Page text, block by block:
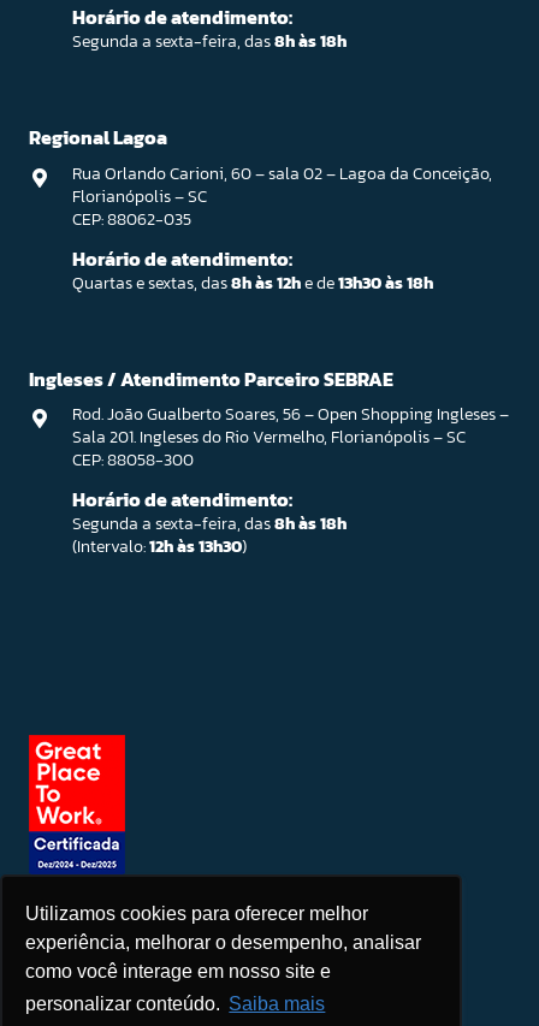
Utilizamos cookies para oferecer melhor
experiência, melhorar o desempenho, analisar
como você interage em nosso site e
personalizar conteúdo. Saiba mais
Horário de atendimento:
Segunda a sexta-feira, das8h às 18h
Regional Lagoa
Rua Orlando Carioni, 60 – sala 02 – Lagoa da Conceição,
Florianópolis – SC
CEP: 88062-035
Horário de atendimento:
Quartas e sextas, das8h às 12he de13h30 às 18h
Ingleses / Atendimento Parceiro SEBRAE
Rod. João Gualberto Soares, 56 – Open Shopping Ingleses –
Sala 201. Ingleses do Rio Vermelho, Florianópolis – SC
CEP: 88058-300
Horário de atendimento:
Segunda a sexta-feira, das8h às 18h
(Intervalo:12h às 13h30)
Seja um patrocinador